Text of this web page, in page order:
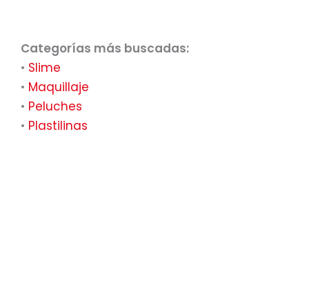
Categorías más buscadas:
• Slime
• Maquillaje
• Peluches
• Plastilinas